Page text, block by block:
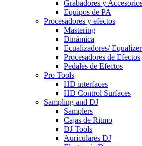
Grabadores y
Equipos de PA
Procesadores y efectos
Mastering
Dinámica
Ecualizadores/
Procesadores de Efectos
Pedales de Efectos
Pro Tools
HD interfaces
HD Control Surfaces
Sampling and DJ
Samplers
Cajas de Ritmo
DJ Tools
Auriculares DJ